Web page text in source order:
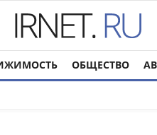
ОБЩЕСТВО